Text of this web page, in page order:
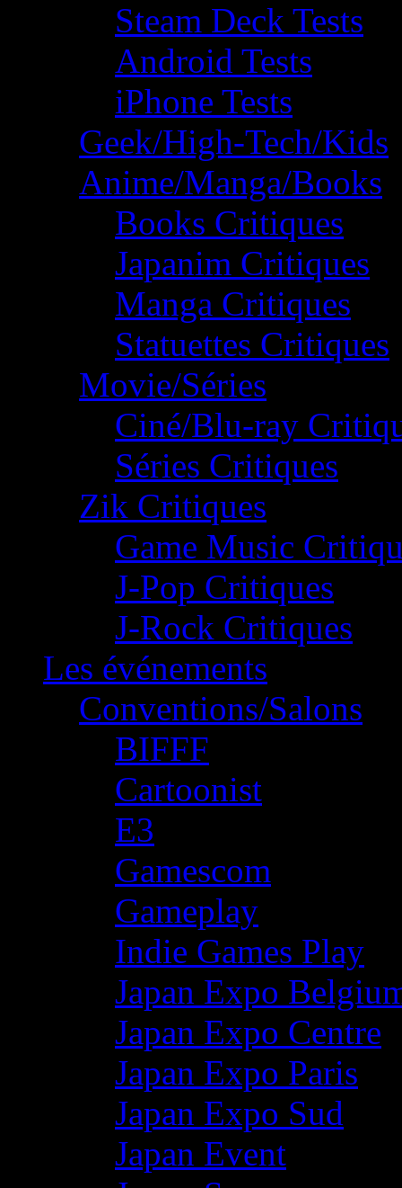
Steam Deck Tests
Android Tests
iPhone Tests
Geek/High-Tech/Kids
Anime/Manga/Books
Books Critiques
Japanim Critiques
Manga Critiques
Statuettes Critiques
Movie/Séries
Ciné/Blu-ray
Séries Critiques
Zik Critiques
Game Music
J-Pop Critiques
J-Rock Critiques
Les événements
Conventions/Salons
BIFFF
Cartoonist
E3
Gamescom
Gameplay
Indie Games Play
Japan Expo
Japan Expo Centre
Japan Expo Paris
Japan Expo Sud
Japan Event